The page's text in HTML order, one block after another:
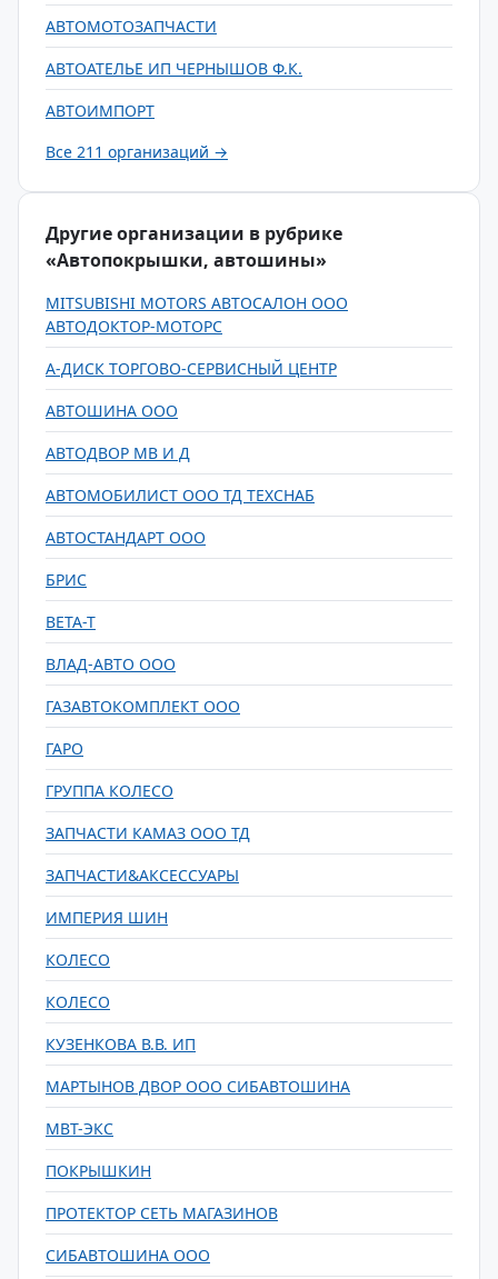
АВТОМОТОЗАПЧАСТИ
АВТОАТЕЛЬЕ ИП ЧЕРНЫШОВ Ф.К.
АВТОИМПОРТ
Все 211 организаций →
Другие организации в рубрике
«Автопокрышки, автошины»
MITSUBISHI MOTORS АВТОСАЛОН ООО
АВТОДОКТОР-МОТОРС
А-ДИСК ТОРГОВО-СЕРВИСНЫЙ ЦЕНТР
АВТОШИНА ООО
АВТОДВОР МВ И Д
АВТОМОБИЛИСТ ООО ТД ТЕХСНАБ
АВТОСТАНДАРТ ООО
БРИС
ВЕТА-Т
ВЛАД-АВТО ООО
ГАЗАВТОКОМПЛЕКТ ООО
ГАРО
ГРУППА КОЛЕСО
ЗАПЧАСТИ КАМАЗ ООО ТД
ЗАПЧАСТИ&АКСЕССУАРЫ
ИМПЕРИЯ ШИН
КОЛЕСО
КОЛЕСО
КУЗЕНКОВА В.В. ИП
МАРТЫНОВ ДВОР ООО СИБАВТОШИНА
МВТ-ЭКС
ПОКРЫШКИН
ПРОТЕКТОР СЕТЬ МАГАЗИНОВ
СИБАВТОШИНА ООО